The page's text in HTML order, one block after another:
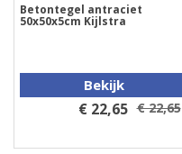
Betontegel antraciet
50x50x5cm Kijlstra
Bekijk
€ 22,65 € 22,65